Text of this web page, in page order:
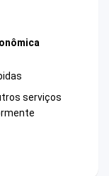
serviços